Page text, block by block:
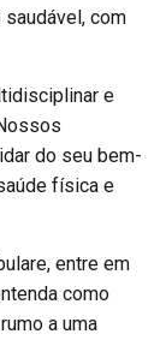
com
e
do seu bem-
física e
entre em
como
a uma